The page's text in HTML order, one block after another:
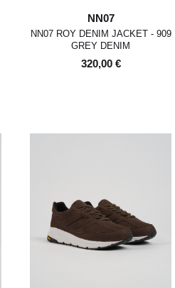
NN07
NN07 ROY DENIM JACKET - 909
GREY DENIM
320,00 €